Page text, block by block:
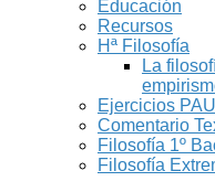
Educación
Recursos
Hª Filosofía
La
Ejercicios PAU
Comentario
Filosofía 1º
Filosofía